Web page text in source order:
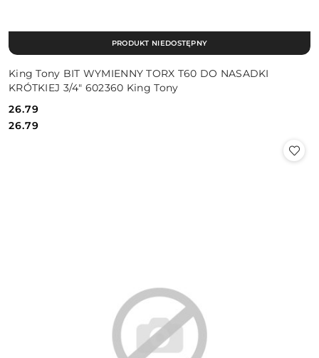
King Tony BIT WYMIENNY TORX T60 DO NASADKI
KRÓTKIEJ 3/4" 602360 King Tony
Cena:
26.79
Cena:
26.79
PRODUKT NIEDOSTĘPNY